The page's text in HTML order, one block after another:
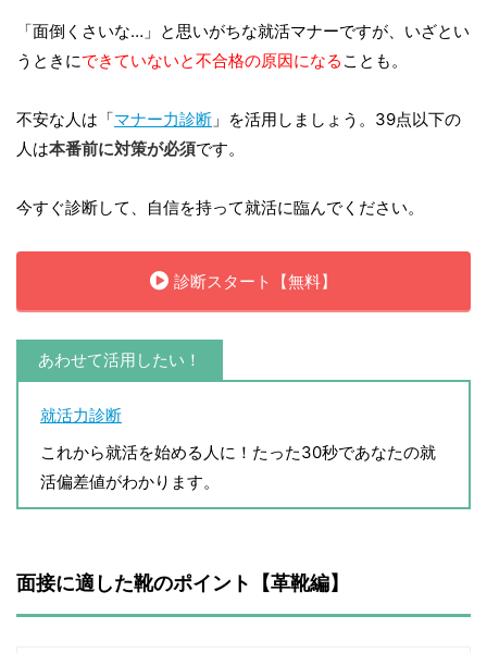
「面倒くさいな…」と思いがちな就活マナーですが、いざとい
うときにできていないと不合格の原因になる ことも。
不安な人は「マナー力診断 」を活用しましょう。39点以下の
人は本番前に対策が必須です。
今すぐ診断して、自信を持って就活に臨んでください。
診断スタート【無料】
あわせて活用したい！
就活力診断
これから就活を始める人に！たった30秒であなたの就
活偏差値がわかります。
面接に適した靴のポイント【革靴編】